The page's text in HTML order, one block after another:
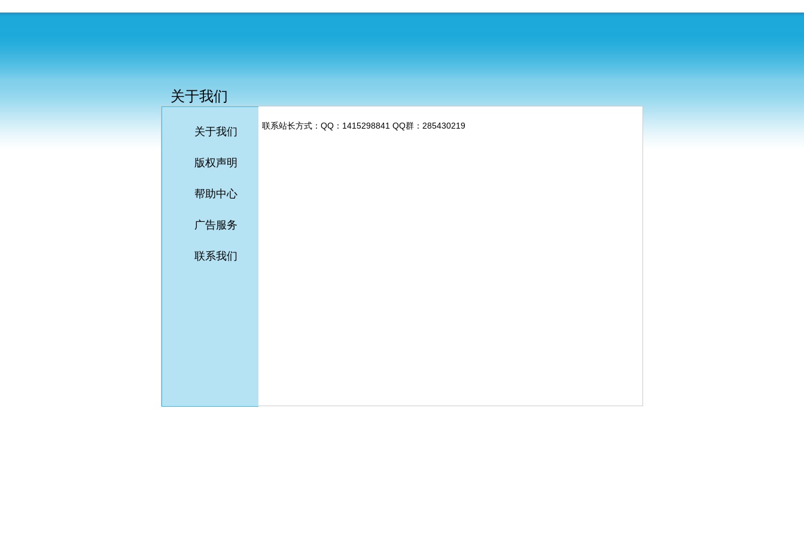
关于我们
关于我们
版权声明
帮助中心
广告服务
联系我们
联系站长方式：QQ：1415298841 QQ群：285430219